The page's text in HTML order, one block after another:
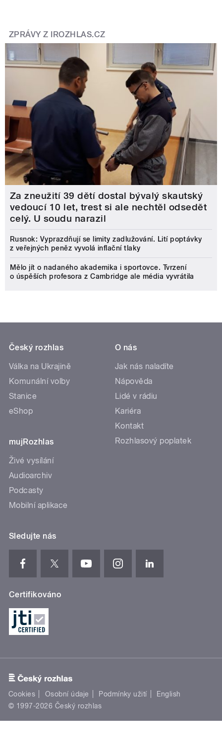
ZPRÁVY Z IROZHLAS.CZ
Za zneužití 39 dětí dostal bývalý skautský
vedoucí 10 let, trest si ale nechtěl odsedět
celý. U soudu narazil
Rusnok: Vyprazdňují se limity zadlužování. Lití poptávky
z veřejných peněz vyvolá inflační tlaky
Mělo jít o nadaného akademika i sportovce. Tvrzení
o úspěších profesora z Cambridge ale média vyvrátila
Český rozhlas
Válka na Ukrajině
Komunální volby
Stanice
eShop
mujRozhlas
Živé vysílání
Audioarchiv
Podcasty
Mobilní aplikace
O nás
Jak nás naladíte
Nápověda
Lidé v rádiu
Kariéra
Kontakt
Rozhlasový poplatek
Sledujte nás
Certifikováno
Cookies Osobní údaje Podmínky užití
English
© 1997-2026 Český rozhlas